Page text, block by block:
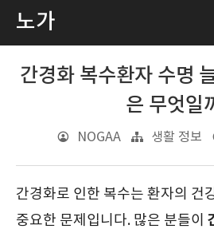
노가
간경화 복수환자 수명
은 무엇일
NOGAA 생활 정보
간경화로 인한 복수는 환자의 건
중요한 문제입니다. 많은 분들이